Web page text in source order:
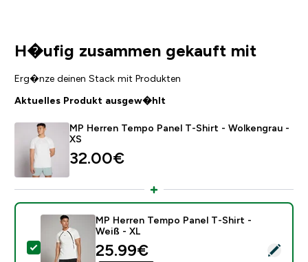
H�ufig zusammen gekauft mit
Erg�nze deinen Stack mit Produkten
Aktuelles Produkt ausgew�hlt
MP Herren Tempo Panel T-Shirt - Wolkengrau -
XS
32.00€‎
Dieses Produkt ausw�hlen - MP Herren Tempo
MP Herren Tempo Panel T-Shirt -
Weiß - XL
discounted price
25.99€‎